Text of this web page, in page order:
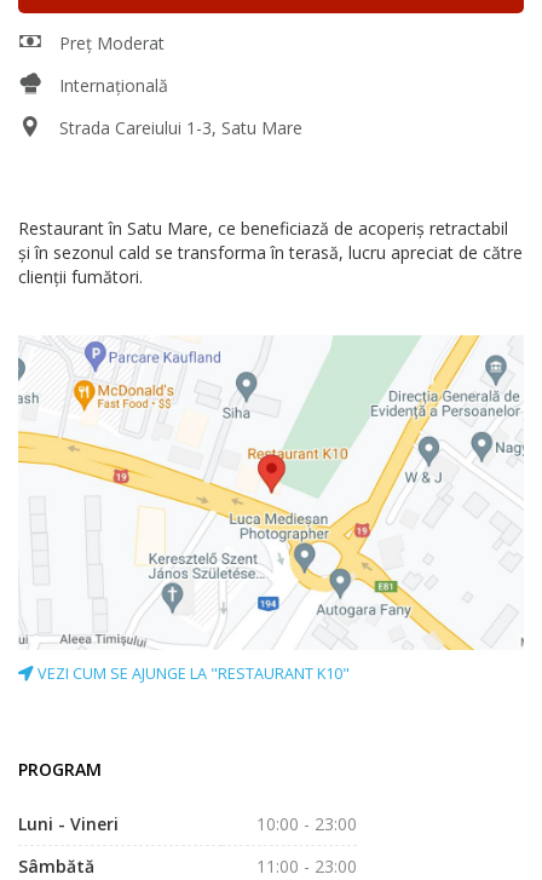
Preț Moderat
Internațională
Strada Careiului 1-3, Satu Mare
Restaurant în Satu Mare, ce beneficiază de acoperiş retractabil
şi în sezonul cald se transforma în terasă, lucru apreciat de către
clienţii fumători.
VEZI CUM SE AJUNGE LA "RESTAURANT K10"
PROGRAM
Luni - Vineri
10:00 - 23:00
Sâmbătă
11:00 - 23:00